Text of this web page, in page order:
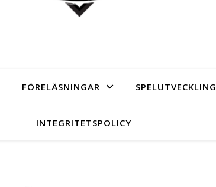
FÖRELÄSNINGAR SPELUTVECKLING
INTEGRITETSPOLICY